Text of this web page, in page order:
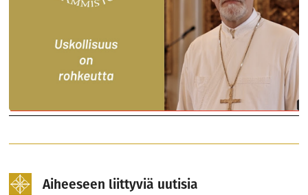
Aiheeseen liittyviä uutisia